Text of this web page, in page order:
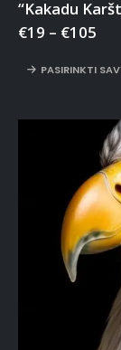
“Kakadu
€19 – €105
PASIRINKTI